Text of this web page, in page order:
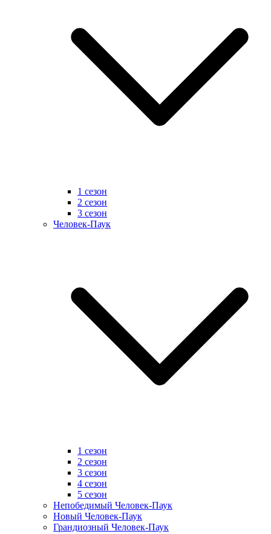
1 сезон
2 сезон
3 сезон
Человек-Паук
1 сезон
2 сезон
3 сезон
4 сезон
5 сезон
Непобедимый Человек-Паук
Новый Человек-Паук
Грандиозный Человек-Паук